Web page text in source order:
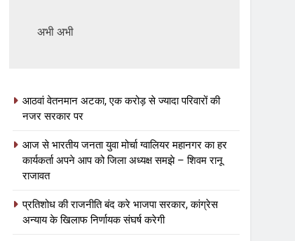
अभी अभी
आठवां वेतनमान अटका, एक करोड़ से ज्यादा परिवारों की
नजर सरकार पर
आज से भारतीय जनता युवा मोर्चा ग्वालियर महानगर का हर
कार्यकर्ता अपने आप को जिला अध्यक्ष समझे – शिवम रानू
राजावत
प्रतिशोध की राजनीति बंद करे भाजपा सरकार, कांग्रेस
अन्याय के खिलाफ निर्णायक संघर्ष करेगी